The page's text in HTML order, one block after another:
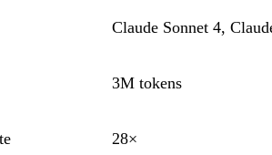
Claude Sonnet 4,
3M tokens
28×